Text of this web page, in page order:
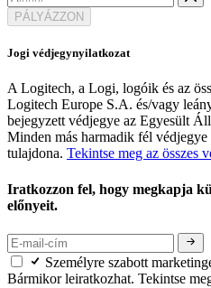
PÁLYÁZZON
Jogi védjegynyilatkozat
A Logitech, a Logi, logóik és az
Logitech Europe S.A. és/vagy
bejegyzett védjegye az Egyesült
Minden más harmadik fél
tulajdona. Tekintse meg az összes
Iratkozzon fel, hogy megkapja
előnyeit.
Személyre szabott
Bármikor leiratkozhat. Tekintse